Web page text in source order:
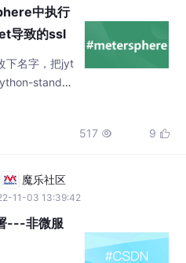
中执行
导致的ssl
下名字，把jyt
standal
517  9 
魔乐社区
11-03 13:39:42
---非微服